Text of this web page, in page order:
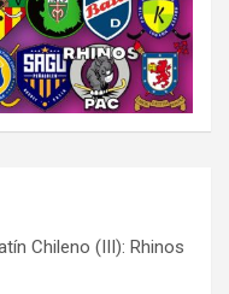
Chileno (III): Rhinos